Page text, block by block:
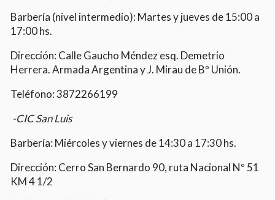
Barbería (nivel intermedio): Martes y jueves de 15:00 a
17:00 hs.
Dirección: Calle Gaucho Méndez esq. Demetrio
Herrera. Armada Argentina y J. Mirau de Bº Unión.
Teléfono: 3872266199
-CIC San Luis
Barbería: Miércoles y viernes de 14:30 a 17:30 hs.
Dirección: Cerro San Bernardo 90, ruta Nacional Nº 51
KM 4 1/2